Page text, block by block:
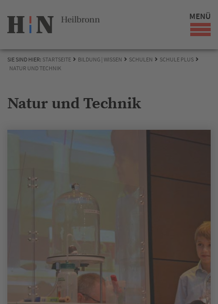
MENÜ
SIE SIND HIER: STARTSEITE BILDUNG | WISSEN SCHULEN
SCHULE PLUS
NATUR UND TECHNIK
Natur und Technik